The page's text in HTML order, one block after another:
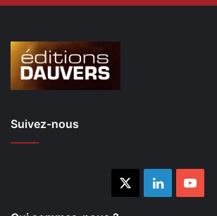
Suivez-nous
Linkedin